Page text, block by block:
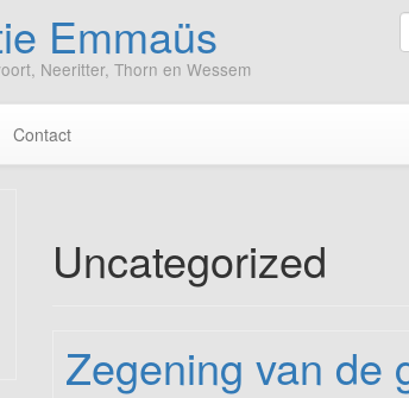
Emmaüs
Neeritter, Thorn en Wessem
Contact
Uncategorized
Zegening van de